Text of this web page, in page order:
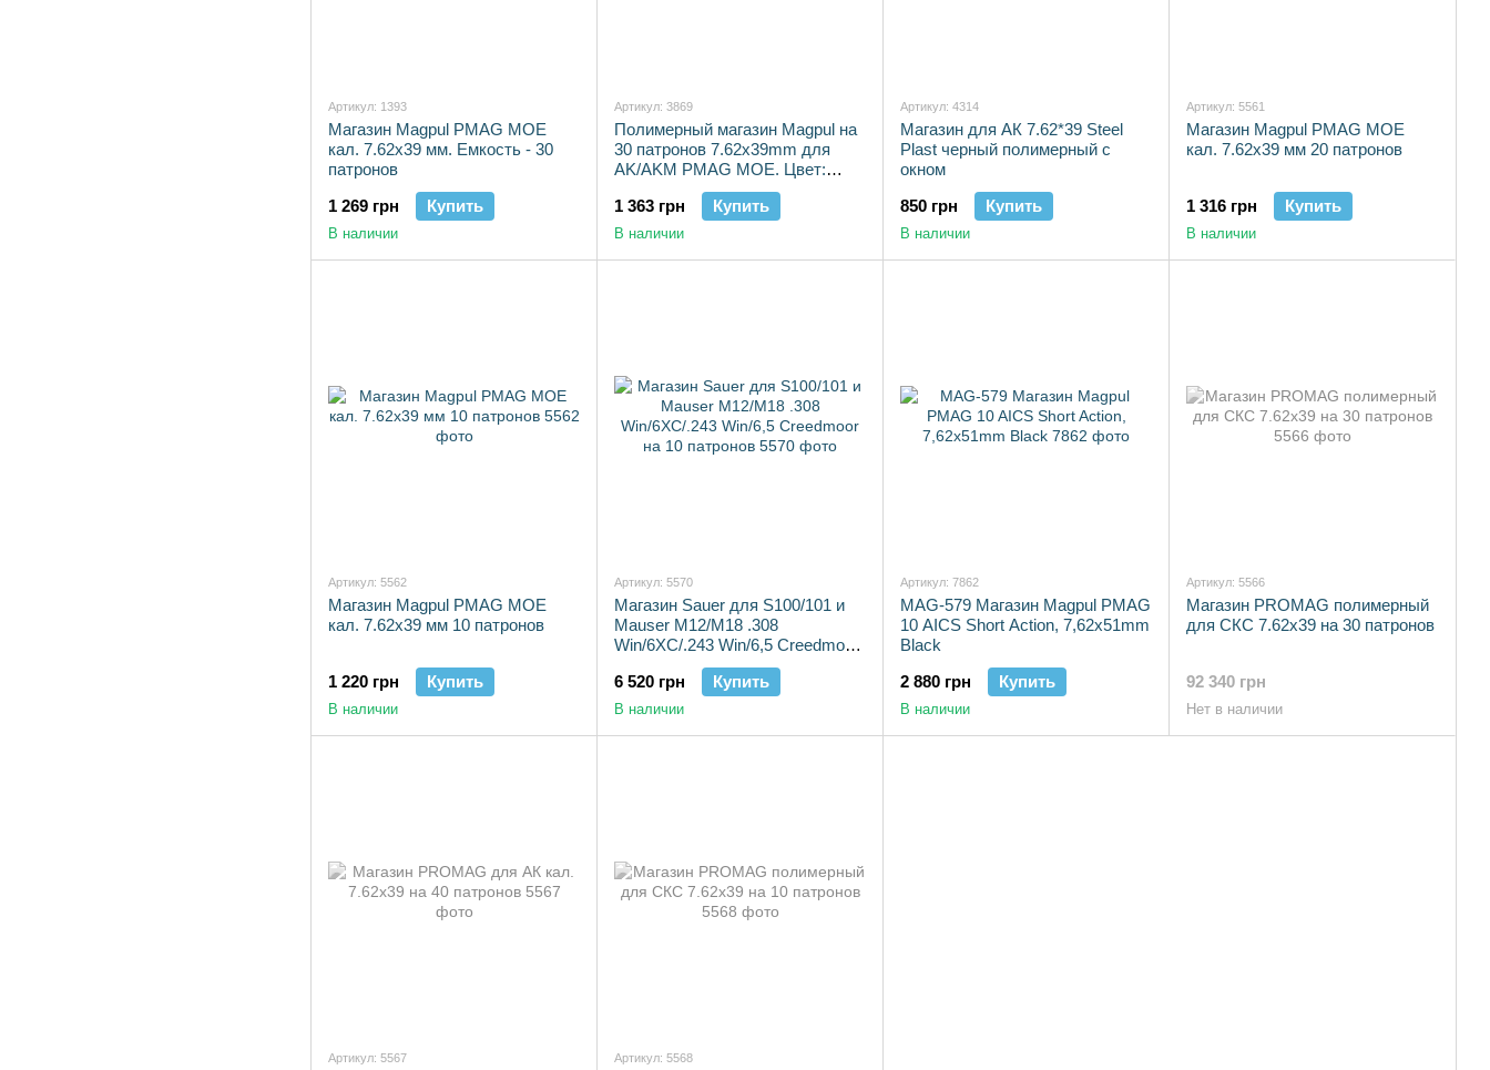
Артикул: 1393
Магазин Magpul PMAG MOE
кал. 7.62х39 мм. Емкость - 30
патронов
1 269 грн
Купить
В наличии
Артикул: 3869
Полимерный магазин Magpul на
30 патронов 7.62x39mm для
AK/AKM PMAG MOE. Цвет:
Черный, MAG572
1 363 грн
Купить
В наличии
Артикул: 4314
Магазин для АК 7.62*39 Steel
Plast черный полимерный с
окном
850 грн
Купить
В наличии
Артикул: 5561
Магазин Magpul PMAG MOE
кал. 7.62х39 мм 20 патронов
1 316 грн Купить
В наличии
Артикул: 5562
Магазин Magpul PMAG MOE
кал. 7.62х39 мм 10 патронов
1 220 грн Купить
В наличии
Артикул: 5570
Магазин Sauer для S100/101 и
Mauser M12/M18 .308
Win/6XC/.243 Win/6,5 Creedmoor
на 10 патронов
6 520 грн
Купить
В наличии
Артикул: 7862
MAG-579 Магазин Magpul PMAG
10 AICS Short Action, 7,62x51mm
Black
2 880 грн
Купить
В наличии
Артикул: 5566
Магазин PROMAG полимерный
для СКС 7.62х39 на 30 патронов
92 340 грн
Нет в наличии
Артикул: 5567 Артикул: 5568